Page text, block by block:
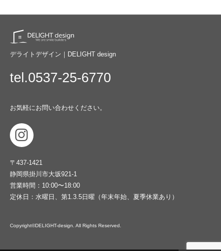
デライトデザイン｜DELIGHT design
tel.0537-25-6770
お気軽にお問い合わせください。
〒437-1421
静岡県掛川市大坂921-1
営業時間：10:00〜18:00
定休日：水曜日、第1.3.5日曜（年末年始、夏季休業あり）
Copyright©DELIGHT-design. All Rights Reserved.